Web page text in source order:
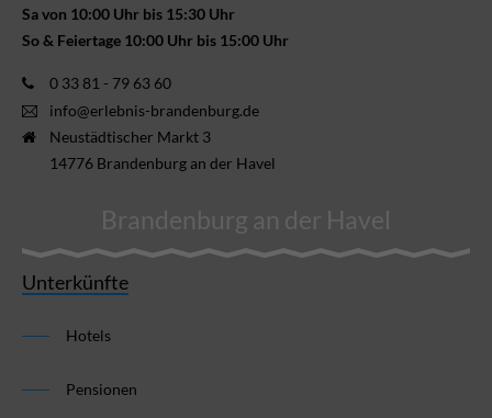
Sa von 10:00 Uhr bis 15:30 Uhr
So & Feiertage 10:00 Uhr bis 15:00 Uhr
0 33 81 - 79 63 60
info@erlebnis-brandenburg.de
Neustädtischer Markt 3
14776 Brandenburg an der Havel
Brandenburg an der Havel
Unterkünfte
Hotels
Pensionen